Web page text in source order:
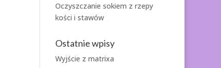
Oczyszczanie sokiem z rzepy
kości i stawów
Ostatnie wpisy
Wyjście z matrixa